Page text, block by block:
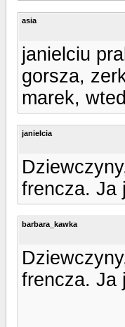
asia
janielciu
gorsza,
marek,
janielcia
frencza. Ja
barbara_kawka
frencza. Ja